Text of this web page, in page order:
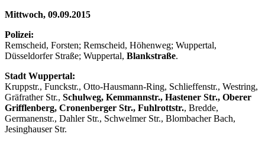
Mittwoch, 09.09.2015
Polizei:
Remscheid, Forsten; Remscheid, Höhenweg; Wuppertal,
Düsseldorfer Straße; Wuppertal, Blankstraße.
Stadt Wuppertal:
Kruppstr., Funckstr., Otto-Hausmann-Ring, Schlieffenstr., Westring,
Gräfrather Str., Schulweg, Kemmannstr., Hastener Str., Oberer
Grifflenberg, Cronenberger Str., Fuhlrottstr., Bredde,
Germanenstr., Dahler Str., Schwelmer Str., Blombacher Bach,
Jesinghauser Str.